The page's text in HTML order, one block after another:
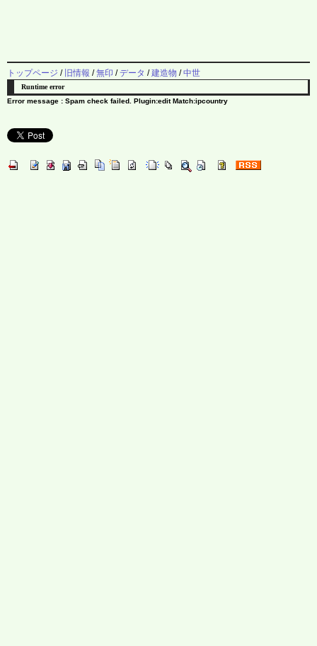
トップページ / 旧情報 /無印 /データ /建造物 /中世
Runtime error
Error message : Spam check failed. Plugin:edit Match:ipcountry